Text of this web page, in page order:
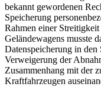
bekannt gewordenen
Speicherung
Rahmen einer
Geländewagens musste
Datenspeicherung in den
Verweigerung der
Zusammenhang mit der
Kraftfahrzeugen